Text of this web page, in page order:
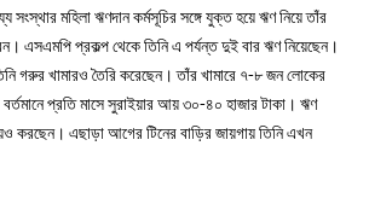
সংস্থার মহিলা ঋণদান কর্মসূচির সঙ্গে যুক্ত হয়ে ঋণ নিয়ে তাঁর
এসএমপি প্রকল্প থেকে তিনি এ পর্যন্ত দুই বার ঋণ নিয়েছেন।
গরুর খামারও তৈরি করেছেন। তাঁর খামারে ৭-৮ জন লোকের
বর্তমানে প্রতি মাসে সুরাইয়ার আয় ৩০-৪০ হাজার টাকা। ঋণ
করছেন। এছাড়া আগের টিনের বাড়ির জায়গায় তিনি এখন